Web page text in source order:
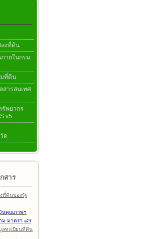
งที่ดิน
ายในกรม
ที่ดิน
สารสนเทศ
รัพยากร
v5
ด
สาร
ที่ดินของรัฐ
มินคุณภาพฯ
ม มาตรา ๘ฯ
ลทะเบียนที่ดิน